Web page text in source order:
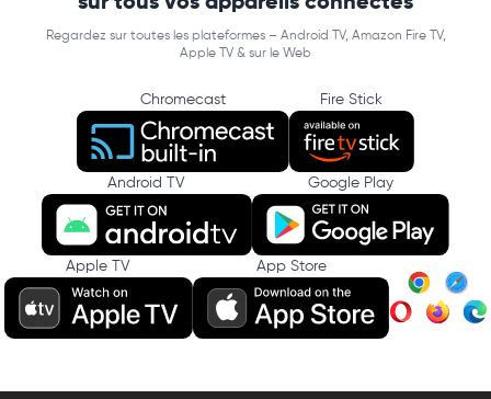
Regardez sur toutes les plateformes – Android TV, Amazon Fire TV,
Apple TV & sur le Web
Chromecast Fire Stick
Android TV Google Play
Apple TV App Store